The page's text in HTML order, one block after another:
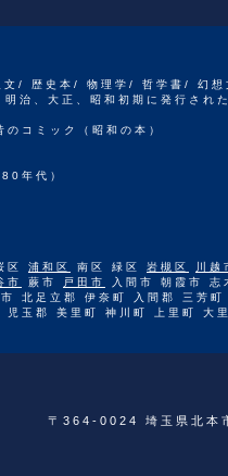
/ 歴史本/ 物理学/ 哲学書/ 幻
、大正、昭和初期に発行され
コミック（昭和の本）
年代）
区 浦和区 南区 緑区 岩槻区 川越
市
蕨市 戸田市 入間市 朝霞市 志
北足立郡 伊奈町 入間郡 三芳
玉郡 美里町 神川町 上里町 大
〒364-0024 埼玉県北本